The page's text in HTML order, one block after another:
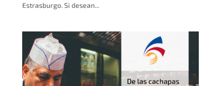
Estrasburgo. Si desean...